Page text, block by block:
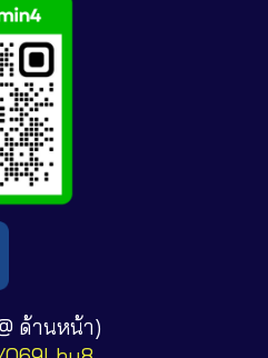
ด้านหน้า)